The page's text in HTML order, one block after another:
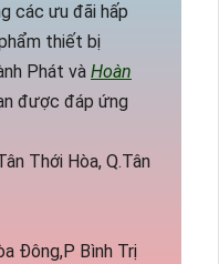
các ưu đãi hấp
thiết bị
Phát và Hoàn
được đáp ứng
Thới Hòa, Q.Tân
Đông,P Bình Trị